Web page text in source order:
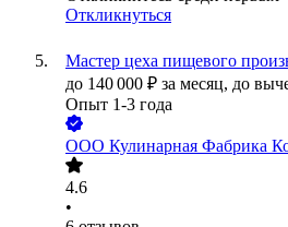
Откликнуться
Мастер цеха пищевого
до 140 000 ₽ за месяц, до
Опыт 1-3 года
ООО Кулинарная Фабрика
4.6
•